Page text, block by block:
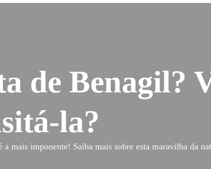
de Benagil?
la?
mais imponente! Saiba mais sobre esta maravilha da